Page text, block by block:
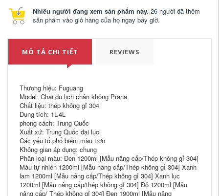
Nhiều người đang xem sản phẩm này. 26 người đã thêm
sản phẩm vào giỏ hàng của họ ngay bây giờ.
MÔ TẢ CHI TIẾT REVIEWS
Thương hiệu: Fuguang
Model: Chai du lịch chân không Praha
Chất liệu: thép không gỉ 304
Dung tích: 1L-4L
phong cách: Trung Quốc
Xuất xứ: Trung Quốc đại lục
Các yếu tố phổ biến: màu trơn
Không gian áp dụng: chung
Phân loại màu: Đen 1200ml [Mẫu nâng cấp/Thép không gỉ 304]
Màu tự nhiên 1200ml [Mẫu nâng cấp/Thép không gỉ 304] Xanh
lam 1200ml [Mẫu nâng cấp/Thép không gỉ 304] Xanh lục
1200ml [Mẫu nâng cấp/thép không gỉ 304] Đỏ 1200ml [Mẫu
nâng cấp/ Thép không gỉ 304] Đen 1900ml [Mẫu nâng